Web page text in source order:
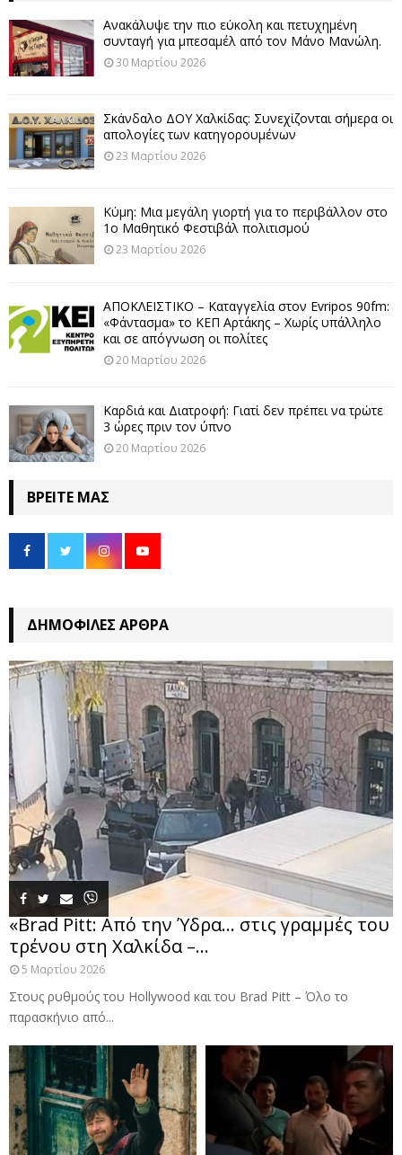
Ανακάλυψε την πιο εύκολη και πετυχημένη
συνταγή για μπεσαμέλ από τον Μάνο Μανώλη.
30 Μαρτίου 2026
Σκάνδαλο ΔΟΥ Χαλκίδας: Συνεχίζονται σήμερα οι
απολογίες των κατηγορουμένων
23 Μαρτίου 2026
Κύμη: Μια μεγάλη γιορτή για το περιβάλλον στο
1ο Μαθητικό Φεστιβάλ πολιτισμού
23 Μαρτίου 2026
ΑΠΟΚΛΕΙΣΤΙΚΟ – Καταγγελία στον Evripos 90fm:
«Φάντασμα» το ΚΕΠ Αρτάκης – Χωρίς υπάλληλο
και σε απόγνωση οι πολίτες
20 Μαρτίου 2026
Καρδιά και Διατροφή: Γιατί δεν πρέπει να τρώτε
3 ώρες πριν τον ύπνο
20 Μαρτίου 2026
ΒΡΕΊΤΕ ΜΑΣ
ΔΗΜΟΦΙΛΈΣ ΆΡΘΡΑ
«Brad Pitt: Από την Ύδρα… στις γραμμές του
τρένου στη Χαλκίδα –...
5 Μαρτίου 2026
Στους ρυθμούς του Hollywood και του Brad Pitt – Όλο το
παρασκήνιο από...